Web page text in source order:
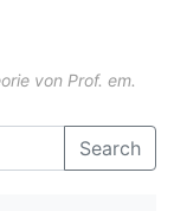
von Prof. em.
Search